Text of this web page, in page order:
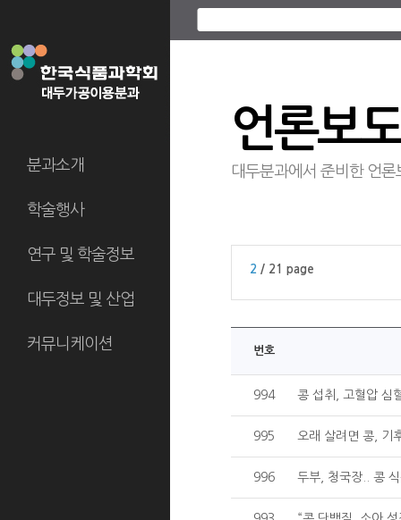
분과소개
학술행사
연구 및 학술정보
대두정보 및 산업
커뮤니케이션
언론보
대두분과에서 준비한 언
2 / 21 page
번호
994 콩 섭취, 고혈압 심
995 오래 살려면 콩, 기
996 두부, 청국장.. 콩